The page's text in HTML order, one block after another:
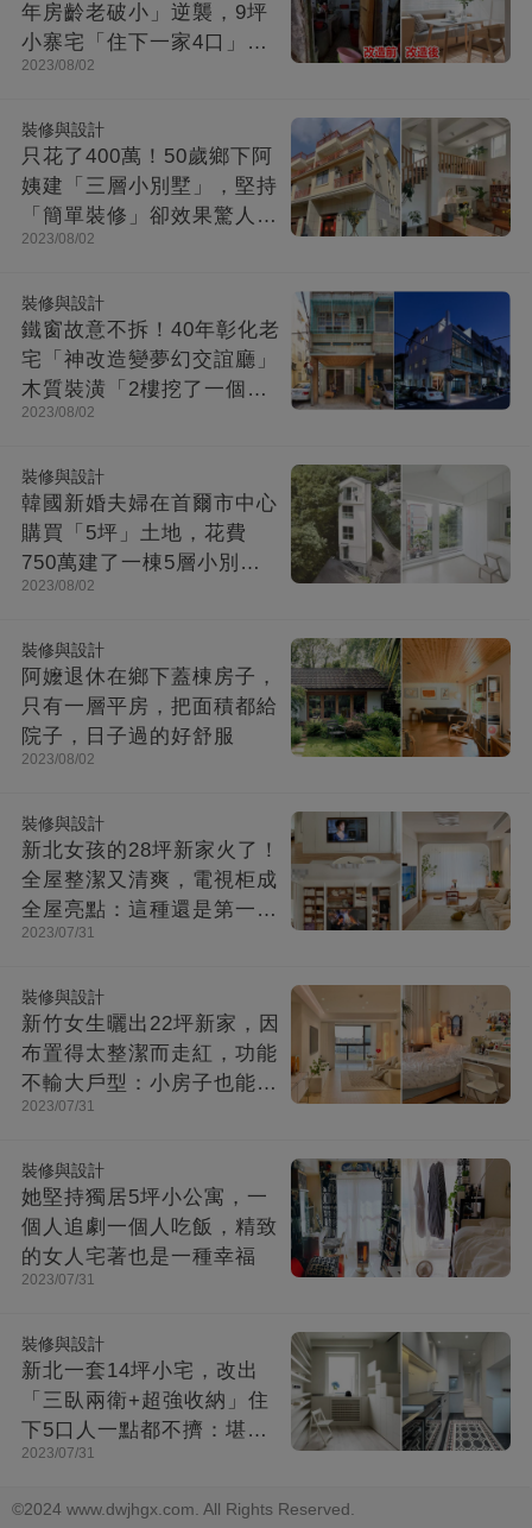
年房齡老破小」逆襲，9坪
小寨宅「住下一家4口」，
收納超強超舒適
2023/08/02
裝修與設計
只花了400萬！50歲鄉下阿
姨建「三層小別墅」，堅持
「簡單裝修」卻效果驚人：
一進屋就療愈了
2023/08/02
裝修與設計
鐵窗故意不拆！40年彰化老
宅「神改造變夢幻交誼廳」
木質裝潢「2樓挖了一個大
洞」走上樓美翻
2023/08/02
裝修與設計
韓國新婚夫婦在首爾市中心
購買「5坪」土地，花費
750萬建了一棟5層小別
墅：小房子卻幸福感爆棚
2023/08/02
裝修與設計
阿嬤退休在鄉下蓋棟房子，
只有一層平房，把面積都給
院子，日子過的好舒服
2023/08/02
裝修與設計
新北女孩的28坪新家火了！
全屋整潔又清爽，電視柜成
全屋亮點：這種還是第一次
見！
2023/07/31
裝修與設計
新竹女生曬出22坪新家，因
布置得太整潔而走紅，功能
不輸大戶型：小房子也能住
出幸福感
2023/07/31
裝修與設計
她堅持獨居5坪小公寓，一
個人追劇一個人吃飯，精致
的女人宅著也是一種幸福
2023/07/31
裝修與設計
新北一套14坪小宅，改出
「三臥兩衛+超強收納」住
下5口人一點都不擠：堪稱
「裝修教科書」
2023/07/31
©2024 www.dwjhgx.com. All Rights Reserved.